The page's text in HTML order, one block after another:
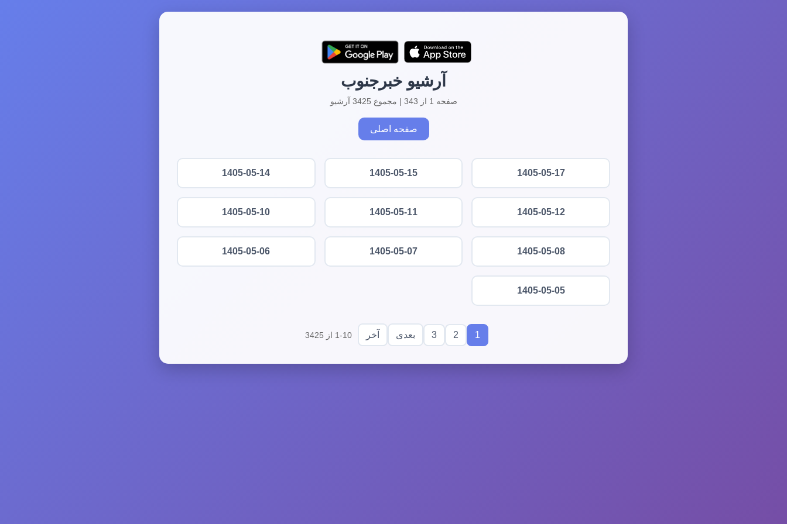
آرشیو خبرجنوب
صفحه 1 از 343 | مجموع 3425 آرشیو
صفحه اصلی
1405-05-17
1405-05-15
1405-05-14
1405-05-12
1405-05-11
1405-05-10
1405-05-08
1405-05-07
1405-05-06
1405-05-05
1
2
3 بعدی آخر 1-10 از 3425